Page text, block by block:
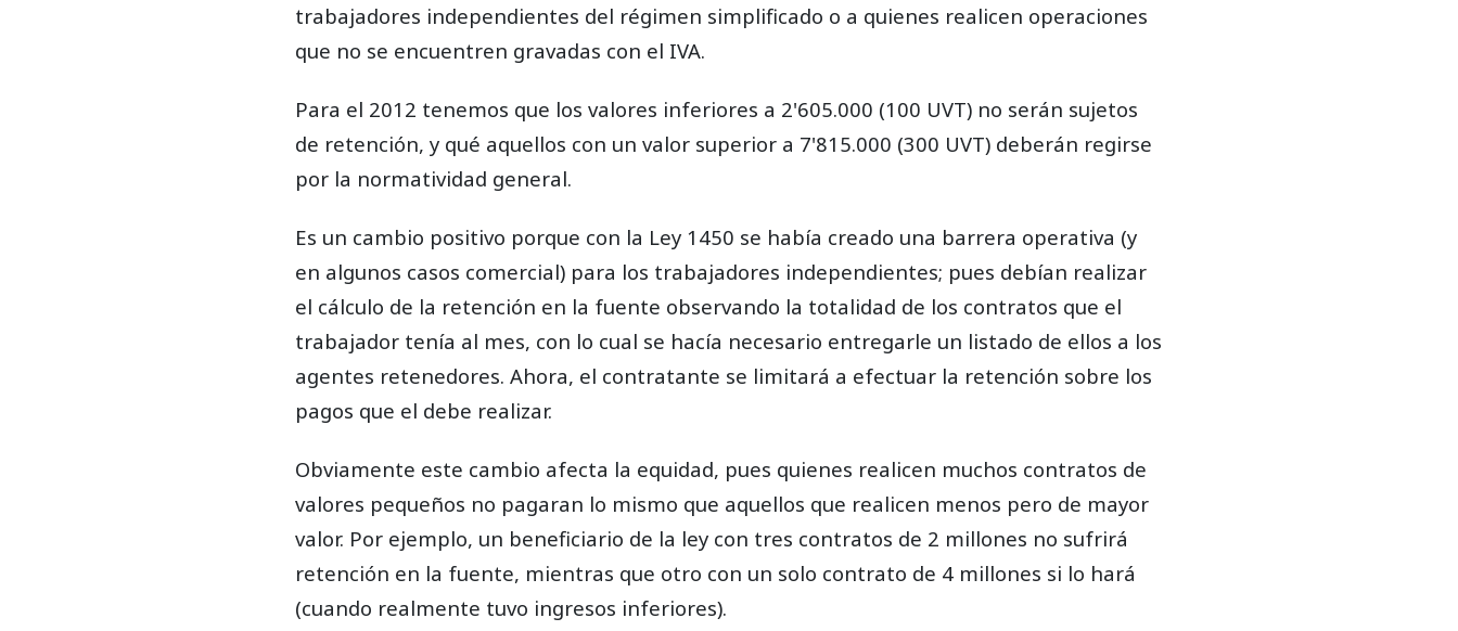
trabajadores independientes del régimen simplificado o a quienes realicen operaciones
que no se encuentren gravadas con el IVA.
Para el 2012 tenemos que los valores inferiores a 2'605.000 (100 UVT) no serán sujetos
de retención, y qué aquellos con un valor superior a 7'815.000 (300 UVT) deberán regirse
por la normatividad general.
Es un cambio positivo porque con la Ley 1450 se había creado una barrera operativa (y
en algunos casos comercial) para los trabajadores independientes; pues debían realizar
el cálculo de la retención en la fuente observando la totalidad de los contratos que el
trabajador tenía al mes, con lo cual se hacía necesario entregarle un listado de ellos a los
agentes retenedores. Ahora, el contratante se limitará a efectuar la retención sobre los
pagos que el debe realizar.
Obviamente este cambio afecta la equidad, pues quienes realicen muchos contratos de
valores pequeños no pagaran lo mismo que aquellos que realicen menos pero de mayor
valor. Por ejemplo, un beneficiario de la ley con tres contratos de 2 millones no sufrirá
retención en la fuente, mientras que otro con un solo contrato de 4 millones si lo hará
(cuando realmente tuvo ingresos inferiores).